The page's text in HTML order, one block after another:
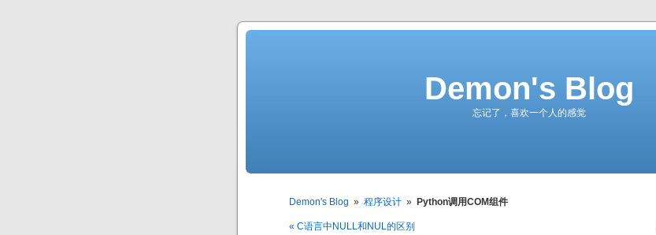
Demon's Blog
忘记了，喜欢一个人的感觉
Demon's Blog » 程序设计 » Python调用COM组件
« C语言中NULL和NUL的区别